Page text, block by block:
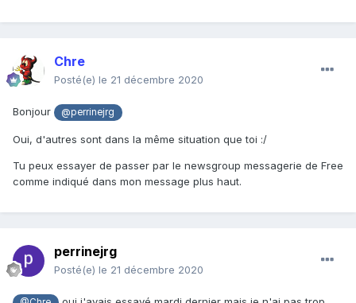
Chre
Posté(e) le 21 décembre 2020
Bonjour @perrinejrg
Oui, d'autres sont dans la même situation que toi :/
Tu peux essayer de passer par le newsgroup messagerie de Free
comme indiqué dans mon message plus haut.
perrinejrg
Posté(e) le 21 décembre 2020